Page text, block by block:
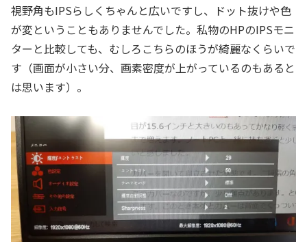
視野角もIPSらしくちゃんと広いですし、ドット抜けや色
が変ということもありませんでした。私物のHPのIPSモニ
ターと比較しても、むしろこちらのほうが綺麗なくらいで
す（画面が小さい分、画素密度が上がっているのもあると
は思います）。